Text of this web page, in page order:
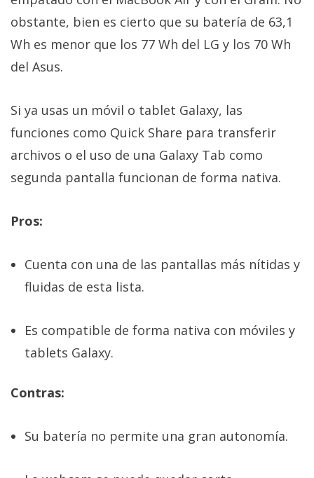
obstante, bien es cierto que su batería de 63,1
Wh es menor que los 77 Wh del LG y los 70 Wh
del Asus.
Si ya usas un móvil o tablet Galaxy, las
funciones como Quick Share para transferir
archivos o el uso de una Galaxy Tab como
segunda pantalla funcionan de forma nativa.
Pros:
Cuenta con una de las pantallas más nítidas y
fluidas de esta lista.
Es compatible de forma nativa con móviles y
tablets Galaxy.
Contras:
Su batería no permite una gran autonomía.